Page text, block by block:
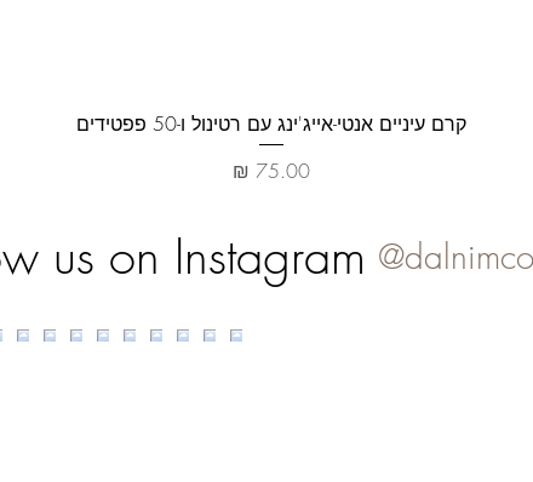
العرض السريع
קרם עיניים אנטי-אייג'ינג עם רטינול ו-50 פפטידים
السعر
us on Instagram